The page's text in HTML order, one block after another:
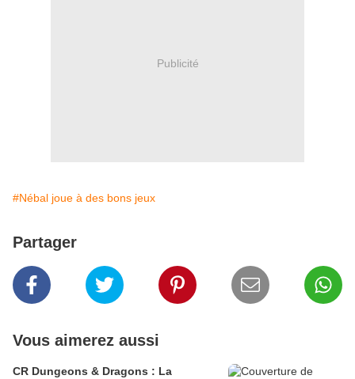
Publicité
#Nébal joue à des bons jeux
Partager
Vous aimerez aussi
CR Dungeons & Dragons : La